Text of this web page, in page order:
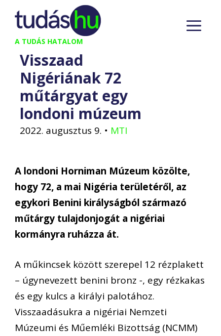
Kilépés
tartalomba
A TUDÁS HATALOM
Visszaad
Nigériának 72
műtárgyat egy
londoni múzeum
2022. augusztus 9. • MTI
A londoni Horniman Múzeum közölte,
hogy 72, a mai Nigéria területéről, az
egykori Benini királyságból származó
műtárgy tulajdonjogát a nigériai
kormányra ruházza át.
A műkincsek között szerepel 12 rézplakett
– úgynevezett benini bronz -, egy rézkakas
és egy kulcs a királyi palotához.
Visszaadásukra a nigériai Nemzeti
Múzeumi és Műemléki Bizottság (NCMM)